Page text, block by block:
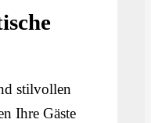
stilvollen
Ihre Gäste